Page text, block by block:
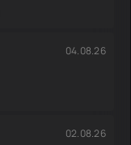
04.08.26
02.08.26